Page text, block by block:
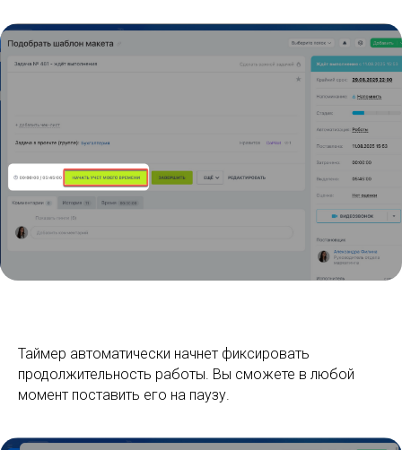
Таймер автоматически начнет фиксировать
продолжительность работы. Вы сможете в любой
момент поставить его на паузу.